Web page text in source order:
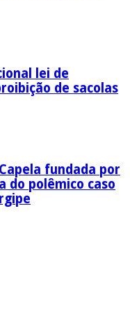
lei de
de sacolas
fundada por
do polêmico caso